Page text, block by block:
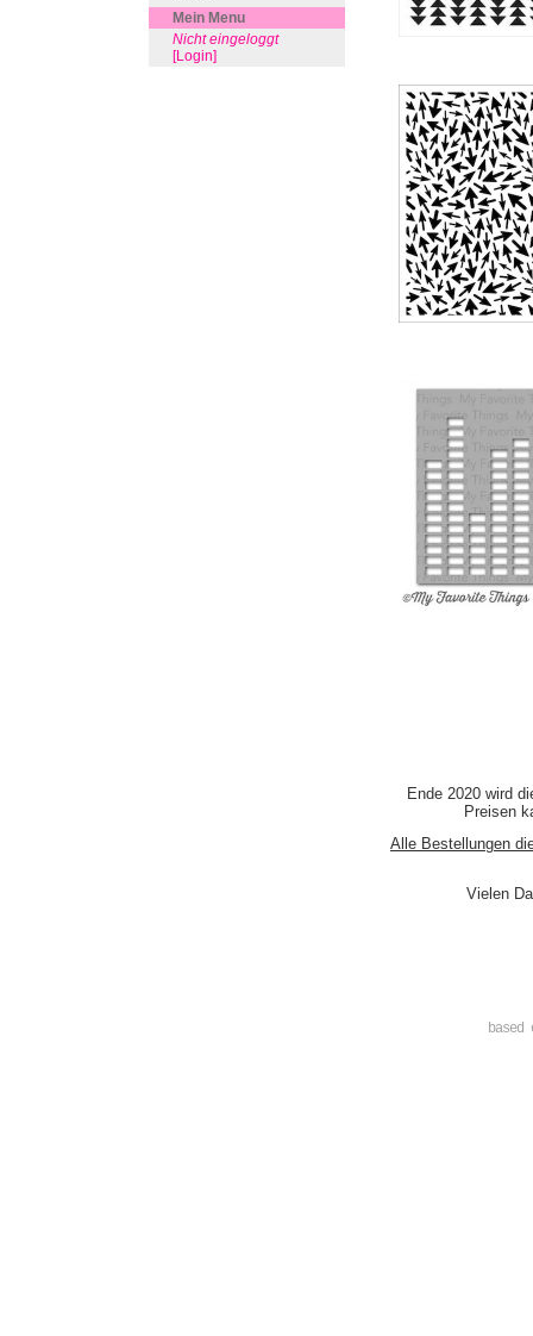
Ende 2020 wird
Preisen
Alle Bestellungen
Vielen
Mein Menu
Nicht eingeloggt
[Login]